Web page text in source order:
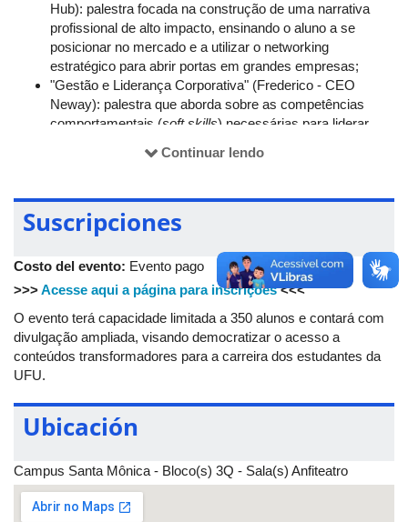
Hub): palestra focada na construção de uma narrativa
profissional de alto impacto, ensinando o aluno a se
posicionar no mercado e a utilizar o networking
estratégico para abrir portas em grandes empresas;
"Gestão e Liderança Corporativa" (Frederico - CEO
Neway): palestra que aborda sobre as competências
comportamentais (soft skills) necessárias para liderar
empresarial contemporâneo;
Integração): palestra prática sobre expressão verbal,
domínio de público e postura executiva, visando preparar
o aluno para apresentações e interações profissionais;
"Painel de Conexão e Vivência": mesa-redonda com um
representante da Petrobras, coordenação de RH
da Associação Empresarial de Uberlândia (Aciub) e
gestores locais. O debate será focado em desmitificar
processos seletivos e alinhar as expectativas das
corporações com a formação dos graduandos.
Continuar lendo
Suscripciones
Costo del evento: Evento pago
>>>Acesse aqui a página para inscrições<<<
O evento terá capacidade limitada a 350 alunos e contará com
divulgação ampliada, visando democratizar o acesso a
conteúdos transformadores para a carreira dos estudantes da
UFU.
Ubicación
Campus Santa Mônica - Bloco(s) 3Q - Sala(s) Anfiteatro